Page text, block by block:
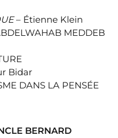
– Étienne Klein
MEDDEB
Bidar
DANS LA PENSÉE
BERNARD